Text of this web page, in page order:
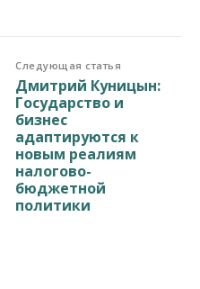
Следующая статья
Дмитрий Куницын:
Государство и
бизнес
адаптируются к
новым реалиям
налогово-
бюджетной
политики